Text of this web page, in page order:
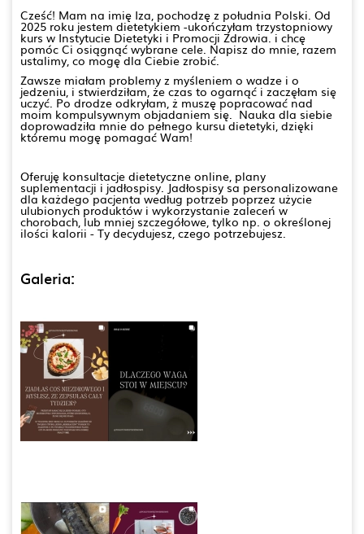
Cześć! Mam na imię Iza, pochodzę z południa Polski. Od
2025 roku jestem dietetykiem -ukończyłam trzystopniowy
kurs w Instytucie Dietetyki i Promocji Zdrowia. i chcę
pomóc Ci osiągnąć wybrane cele. Napisz do mnie, razem
ustalimy, co mogę dla Ciebie zrobić.
Zawsze miałam problemy z myśleniem o wadze i o
jedzeniu, i stwierdziłam, że czas to ogarnąć i zaczęłam się
uczyć. Po drodze odkryłam, ż muszę popracować nad
moim kompulsywnym objadaniem się. Nauka dla siebie
doprowadziła mnie do pełnego kursu dietetyki, dzięki
któremu mogę pomagać Wam!
Oferuję konsultacje dietetyczne online, plany
suplementacji i jadłospisy. Jadłospisy sa personalizowane
dla każdego pacjenta według potrzeb poprzez użycie
ulubionych produktów i wykorzystanie zaleceń w
chorobach, lub mniej szczegółowe, tylko np. o określonej
ilości kalorii - Ty decydujesz, czego potrzebujesz.
Galeria: